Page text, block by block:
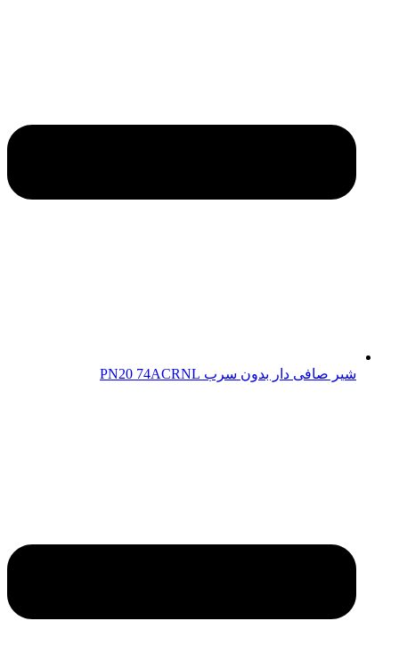
شیر صافی دار بدون سرب PN20 74ACRNL